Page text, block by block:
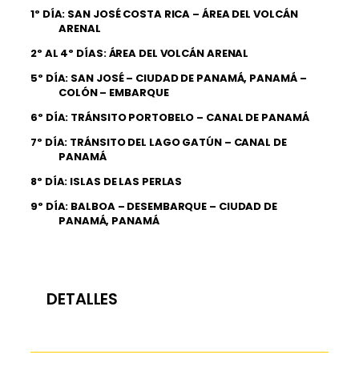
1º DÍA: SAN JOSÉ COSTA RICA – ÁREA DEL VOLCÁN
ARENAL
2º AL 4º DÍAS: ÁREA DEL VOLCÁN ARENAL
5º DÍA: SAN JOSÉ – CIUDAD DE PANAMÁ, PANAMÁ –
COLÓN – EMBARQUE
6º DÍA: TRÁNSITO PORTOBELO – CANAL DE PANAMÁ
7º DÍA: TRÁNSITO DEL LAGO GATÚN – CANAL DE
PANAMÁ
8º DÍA: ISLAS DE LAS PERLAS
9º DÍA: BALBOA – DESEMBARQUE – CIUDAD DE
PANAMÁ, PANAMÁ
DETALLES